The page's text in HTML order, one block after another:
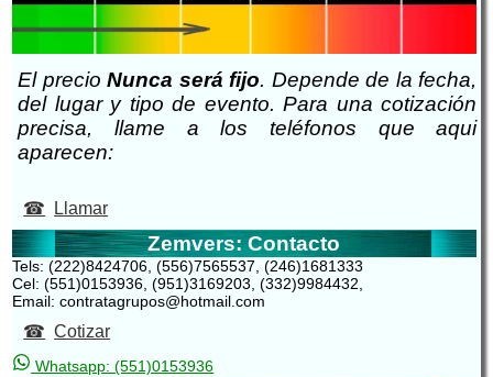
El precioNunca será fijo. Depende de la fecha,
del lugar y tipo de evento. Para una cotización
precisa, llame a los teléfonos que aqui
aparecen:
Llamar
Zemvers: Contacto
Tels: (222)8424706, (556)7565537, (246)1681333
Cel: (551)0153936, (951)3169203, (332)9984432,
Email: contratagrupos@hotmail.com
Cotizar
Whatsapp: (551)0153936